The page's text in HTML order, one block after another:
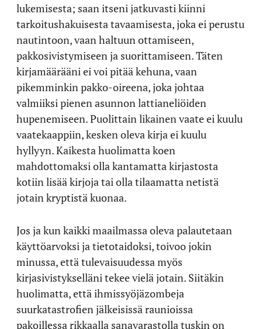
lukemisesta; saan itseni jatkuvasti kiinni
tarkoitushakuisesta tavaamisesta, joka ei perustu
nautintoon, vaan haltuun ottamiseen,
pakkosivistymiseen ja suorittamiseen. Täten
kirjamäärääni ei voi pitää kehuna, vaan
pikemminkin pakko-oireena, joka johtaa
valmiiksi pienen asunnon lattianeliöiden
hupenemiseen. Puolittain likainen vaate ei kuulu
vaatekaappiin, kesken oleva kirja ei kuulu
hyllyyn. Kaikesta huolimatta koen
mahdottomaksi olla kantamatta kirjastosta
kotiin lisää kirjoja tai olla tilaamatta netistä
jotain kryptistä kuonaa.
Jos ja kun kaikki maailmassa oleva palautetaan
käyttöarvoksi ja tietotaidoksi, toivoo jokin
minussa, että tulevaisuudessa myös
kirjasivistykselläni tekee vielä jotain. Siitäkin
huolimatta, että ihmissyöjäzombeja
suurkatastrofien jälkeisissä raunioissa
pakoillessa rikkaalla sanavarastolla tuskin on